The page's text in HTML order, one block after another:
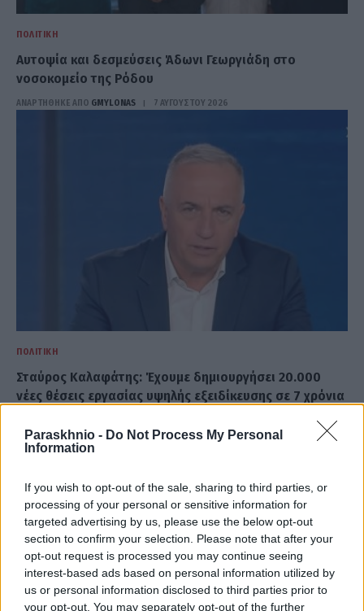
Paraskhnio - Do Not Process My Personal
Information
If you wish to opt-out of the sale, sharing to third parties, or
processing of your personal or sensitive information for
targeted advertising by us, please use the below opt-out
section to confirm your selection. Please note that after your
opt-out request is processed you may continue seeing
interest-based ads based on personal information utilized by
us or personal information disclosed to third parties prior to
your opt-out. You may separately opt-out of the further
ΠΟΛΙΤΙΚΉ
Αυτοψία και δεσμεύσεις Άδωνι Γεωργιάδη στο
νοσοκομείο της Ρόδου
ΑΝΑΡΤΗΘΗΚΕ ΑΠΟ GMYLONAS 7 ΑΥΓΟΎΣΤΟΥ 2026
ΠΟΛΙΤΙΚΉ
Σταύρος Καλαφάτης: Έχουμε δημιουργήσει 20.000
νέες θέσεις εργασίας υψηλής εξειδίκευσης σε 7 χρόνια
ΑΝΑΡΤΗΘΗΚΕ ΑΠΟGMYLONAS 7 ΑΥΓΟΎΣΤΟΥ 2026